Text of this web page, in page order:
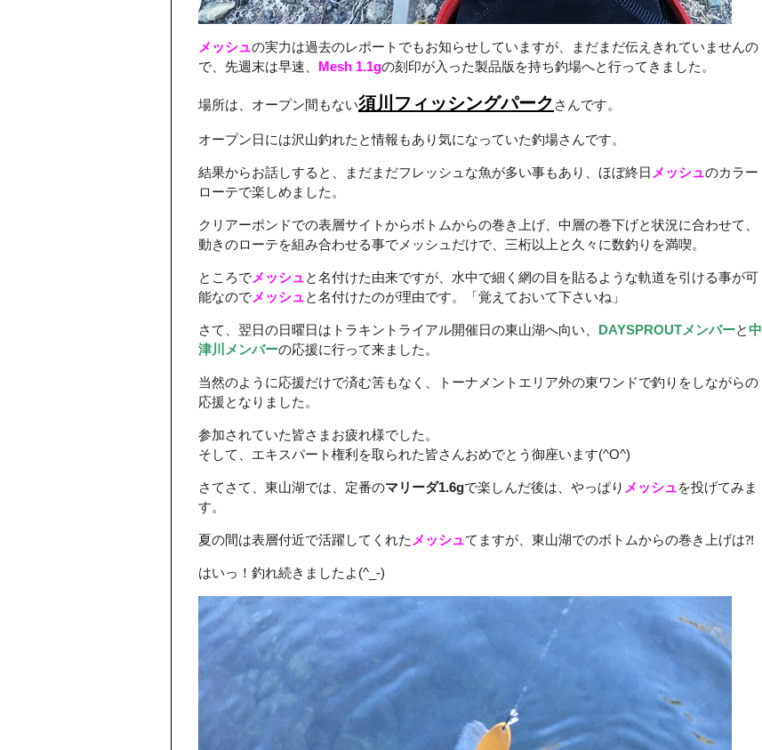
メッシュの実力は過去のレポートでもお知らせしていますが、まだまだ伝えきれていませんの
で、先週末は早速、 Mesh 1.1gの刻印が入った製品版を持ち釣場へと行ってきました。
場所は、オープン間もない須川フィッシングパーク さんです。
オープン日には沢山釣れたと情報もあり気になっていた釣場さんです。
結果からお話しすると、まだまだフレッシュな魚が多い事もあり、ほぼ終日 メッシュのカラー
ローテで楽しめました。
クリアーポンドでの表層サイトからボトムからの巻き上げ、中層の巻下げと状況に合わせて、
動きのローテを組み合わせる事でメッシュだけで、三桁以上と久々に数釣りを満喫。
ところでメッシュと名付けた由来ですが、水中で細く網の目を貼るような軌道を引ける事が可
能なのでメッシュと名付けたのが理由です。「覚えておいて下さいね」
さて、翌日の日曜日はトラキントライアル開催日の東山湖へ向い、 DAYSPROUTメンバーと中
津川メンバーの応援に行って来ました。
当然のように応援だけで済む筈もなく、トーナメントエリア外の東ワンドで釣りをしながらの
応援となりました。
参加されていた皆さまお疲れ様でした。
そして、エキスパート権利を取られた皆さんおめでとう御座います(^O^)
さてさて、東山湖では、定番のマリーダ1.6gで楽しんだ後は、やっぱり メッシュを投げてみま
す。
夏の間は表層付近で活躍してくれた メッシュてますが、東山湖でのボトムからの巻き上げは⁈
はいっ！釣れ続きましたよ(^_-)